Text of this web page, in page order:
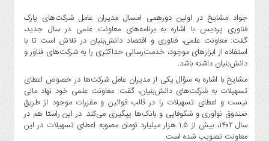
فن
آوری
بانک
،
بیمه
و
ارز
دیجیتال
کشاورزی
و
جواد مشایخ در اولین دورهمی امسال مدیران عامل شرکت‌های پارک
فناوری پردیس با اشاره به برنامه‌های معاونت علمی در سال جدید،
گفت: معاونت علمی، فناوری و اقتصاد دانش‌بنیان در تلاش است تا با
استفاده از ابزارهای موجود، خدمت‌رسانی حداکثری را به شرکت‌های فناور و
دانش‌بنیان داشته باشد.
مشایخ با اشاره به سؤال یکی از مدیران عامل شرکت‌ها در خصوص اعطای
تسهیلات به شرکت‌های دانش‌بنیان، گفت: معاونت علمی خود نهاد مالی
نیست و اعطای تسهیلات را در قالب قوانین و مقررات موجود از طریق
صندوق نوآوری و شکوفایی و بانک‌ها پیگیری می‌کند. در این راستا هم در
سال ۱۴۰۲، بیش از ۱.۵ هزار میلیارد تومان مصوبه اعطای تسهیلات در این
معاونت تصویب شده است.